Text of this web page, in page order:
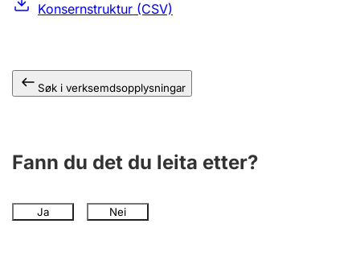
Konsernstruktur (CSV)
Søk i verksemdsopplysningar
Fann du det du leita etter?
Ja Nei